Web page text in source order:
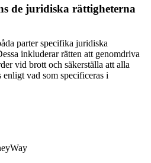
de juridiska rättigheterna
parter specifika juridiska
inkluderar rätten att genomdriva
vid brott och säkerställa att alla
vad som specificeras i